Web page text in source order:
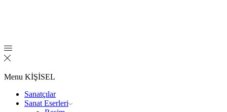
Menu KİŞİSEL
Sanatçılar
Sanat Eserleri